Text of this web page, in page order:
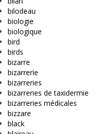
bilodeau
biologie
biologique
bird
birds
bizarre
bizarrerie
bizarreries
bizarreries de taxidermie
bizarreries médicales
bizzare
black